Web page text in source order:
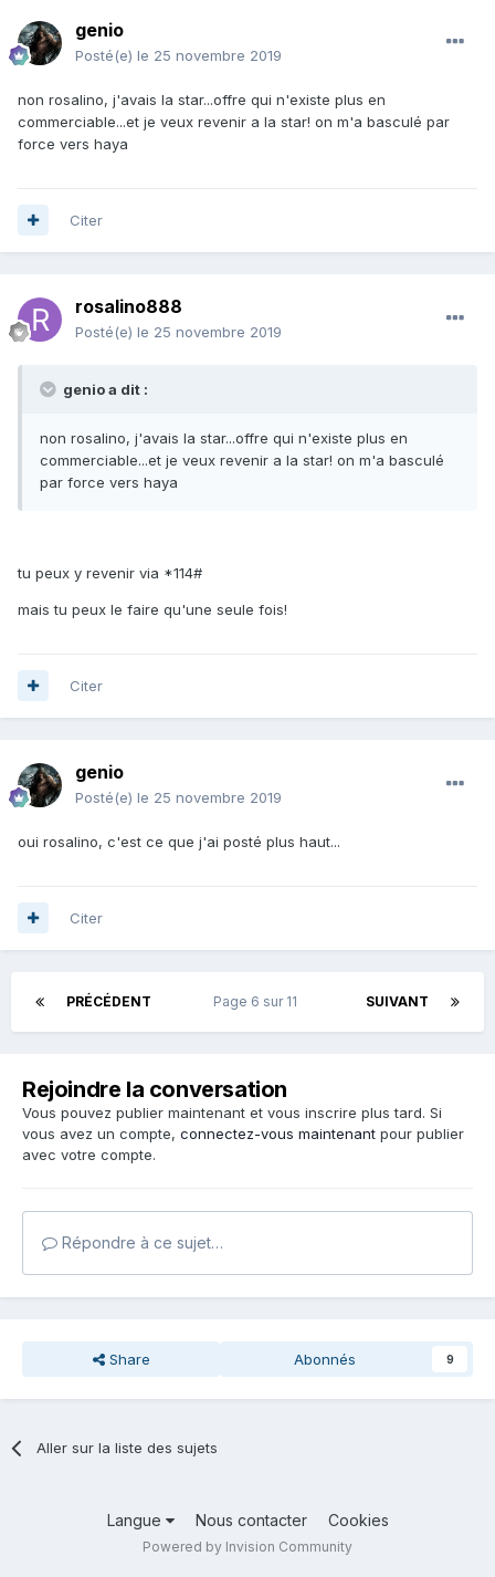
genio
Posté(e) le 25 novembre 2019
non rosalino, j'avais la star...offre qui n'existe plus en
commerciable...et je veux revenir a la star! on m'a basculé par
force vers haya
Citer
rosalino888
Posté(e) le 25 novembre 2019
genio a dit :
non rosalino, j'avais la star...offre qui n'existe plus en
commerciable...et je veux revenir a la star! on m'a basculé
par force vers haya
tu peux y revenir via *114#
mais tu peux le faire qu'une seule fois!
Citer
genio
Posté(e) le 25 novembre 2019
oui rosalino, c'est ce que j'ai posté plus haut...
Citer
PRÉCÉDENT SUIVANT
Page 6 sur 11
Rejoindre la conversation
Vous pouvez publier maintenant et vous inscrire plus tard. Si
vous avez un compte, connectez-vous maintenant pour publier
avec votre compte.
Répondre à ce sujet…
Share Abonnés 9
Aller sur la liste des sujets
Langue Nous contacter Cookies
Powered by Invision Community